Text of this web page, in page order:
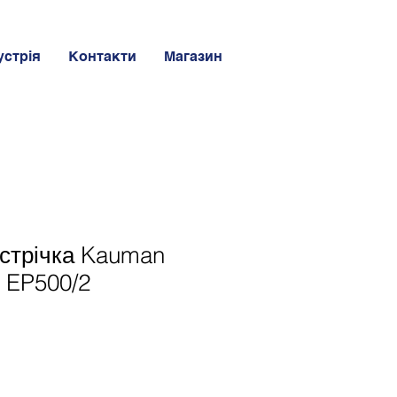
Контакти Магазин
Kauman
2